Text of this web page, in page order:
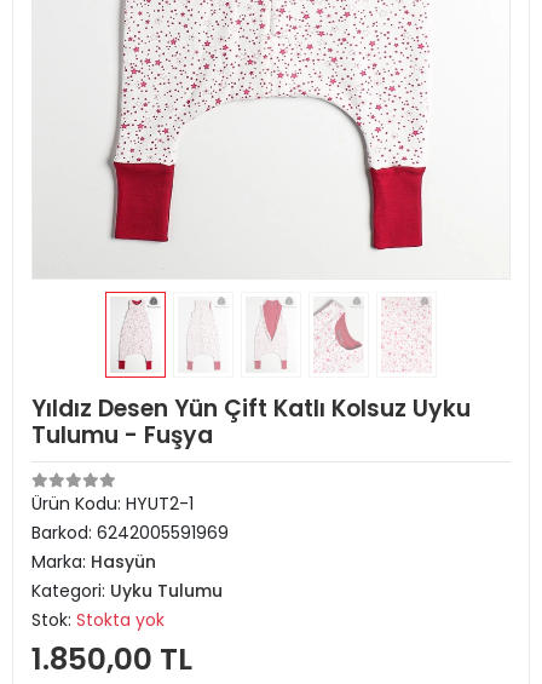
Yıldız Desen Yün Çift Katlı Kolsuz Uyku
Tulumu - Fuşya
Ürün Kodu: HYUT2-1
Barkod: 6242005591969
Marka: Hasyün
Kategori: Uyku Tulumu
Stok: Stokta yok
1.850,00 TL